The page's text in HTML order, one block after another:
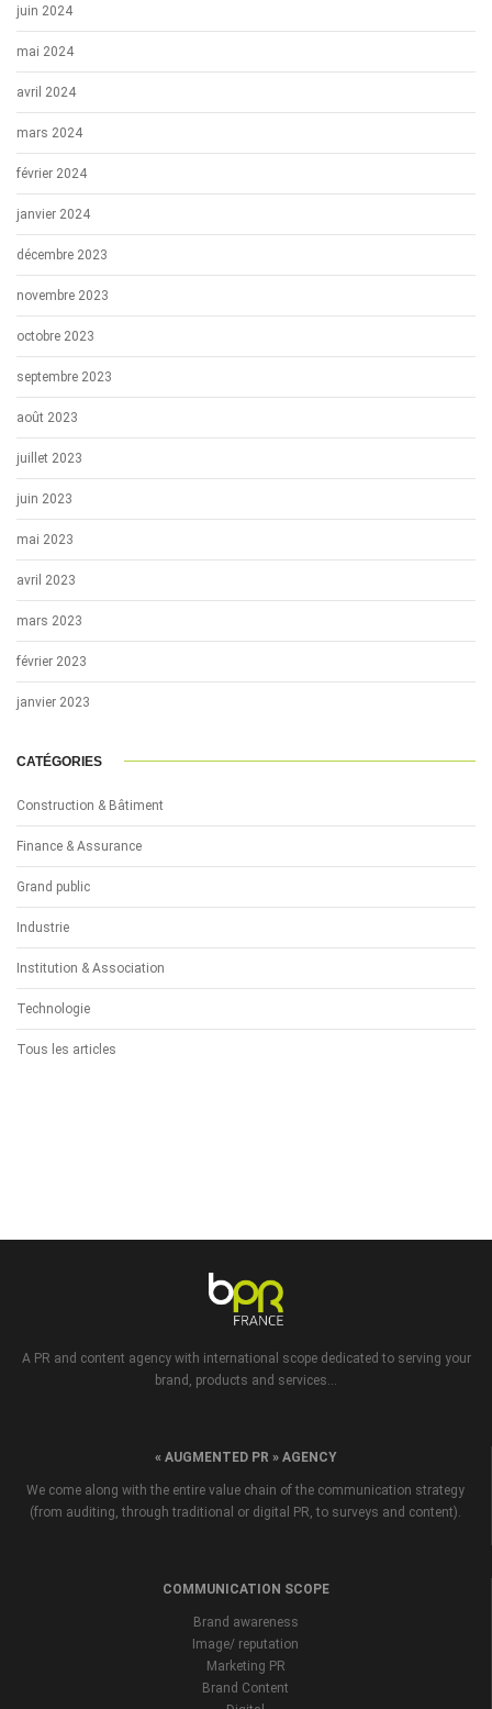
juin 2024
mai 2024
avril 2024
mars 2024
février 2024
janvier 2024
décembre 2023
novembre 2023
octobre 2023
septembre 2023
août 2023
juillet 2023
juin 2023
mai 2023
avril 2023
mars 2023
février 2023
janvier 2023
CATÉGORIES
Construction & Bâtiment
Finance & Assurance
Grand public
Industrie
Institution & Association
Technologie
Tous les articles
A PR and content agency with international scope dedicated to serving your
brand, products and services...
« AUGMENTED PR » AGENCY
We come along with the entire value chain of the communication strategy
(from auditing, through traditional or digital PR, to surveys and content).
COMMUNICATION SCOPE
Brand awareness
Image/ reputation
Marketing PR
Brand Content